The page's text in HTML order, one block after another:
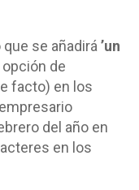
se añadirá ’un
de
facto) en los
del año en
en los